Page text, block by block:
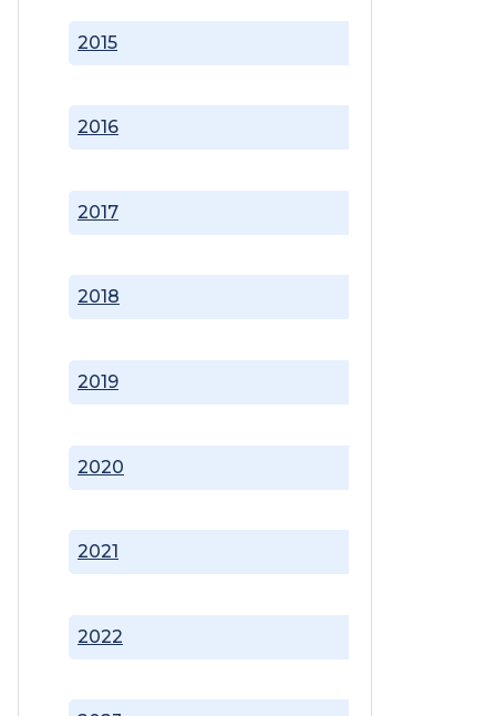
2015
2016
2017
2018
2019
2020
2021
2022